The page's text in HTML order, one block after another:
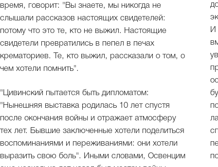
время, говорит: "Вы знаете, мы никогда не
слышали рассказов настоящих свидетелей:
потому что это те, кто не выжил. Настоящие
свидетели превратились в пепел в печах
крематориев. Те, кто выжил, рассказали о том, о
чем хотели помнить".
"Цивинский пытается быть дипломатом:
"Нынешняя выставка родилась 10 лет спустя
после окончания войны и отражает атмосферу
тех лет. Бывшие заключенные хотели поделиться
воспоминаниями и переживаниями: они хотели
выразить свою боль". Иными словами, Освенцим
И